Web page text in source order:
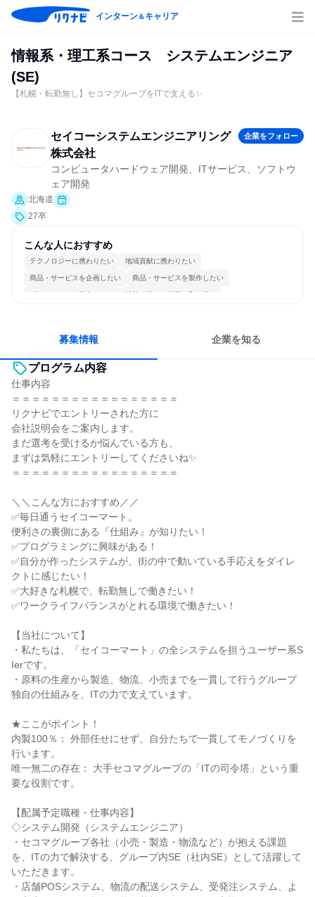
インターン＆キャリア
情報系・理工系コース システムエンジニア
(SE)
【札幌・転勤無し】セコマグループをITで支える✨
セイコーシステムエンジニアリング
株式会社
企業をフォロー
コンピュータハードウェア開発、ITサービス、ソフトウ
ェア開発
北海道
27卒
こんな人におすすめ
テクノロジーに携わりたい 地域貢献に携わりたい
商品・サービスを企画したい 商品・サービスを製作したい
プロジェクトを推進したい 情熱を持って仕事に取り組む
募集情報 企業を知る
プログラム内容
仕事内容
＝＝＝＝＝＝＝＝＝＝＝＝＝＝＝＝＝
リクナビでエントリーされた方に
会社説明会をご案内します。
まだ選考を受けるか悩んでいる方も、
まずは気軽にエントリーしてくださいね✨
＝＝＝＝＝＝＝＝＝＝＝＝＝＝＝＝＝
＼＼こんな方におすすめ／／
✅毎日通うセイコーマート。
便利さの裏側にある『仕組み』が知りたい！
✅プログラミングに興味がある！
✅自分が作ったシステムが、街の中で動いている手応えをダイレ
クトに感じたい！
✅大好きな札幌で、転勤無しで働きたい！
✅ワークライフバランスがとれる環境で働きたい！
【当社について】
・私たちは、「セイコーマート」の全システムを担うユーザー系S
Ierです。
・原料の生産から製造、物流、小売までを一貫して行うグループ
独自の仕組みを、ITの力で支えています。
★ここがポイント！
内製100％： 外部任せにせず、自分たちで一貫してモノづくりを
行います。
唯一無二の存在： 大手セコマグループの「ITの司令塔」という重
要な役割です。
【配属予定職種・仕事内容】
◇システム開発（システムエンジニア）
・セコマグループ各社（小売・製造・物流など）が抱える課題
を、ITの力で解決する、グループ内SE（社内SE）として活躍して
いただきます。
・店舗POSシステム、物流の配送システム、受発注システム、よ